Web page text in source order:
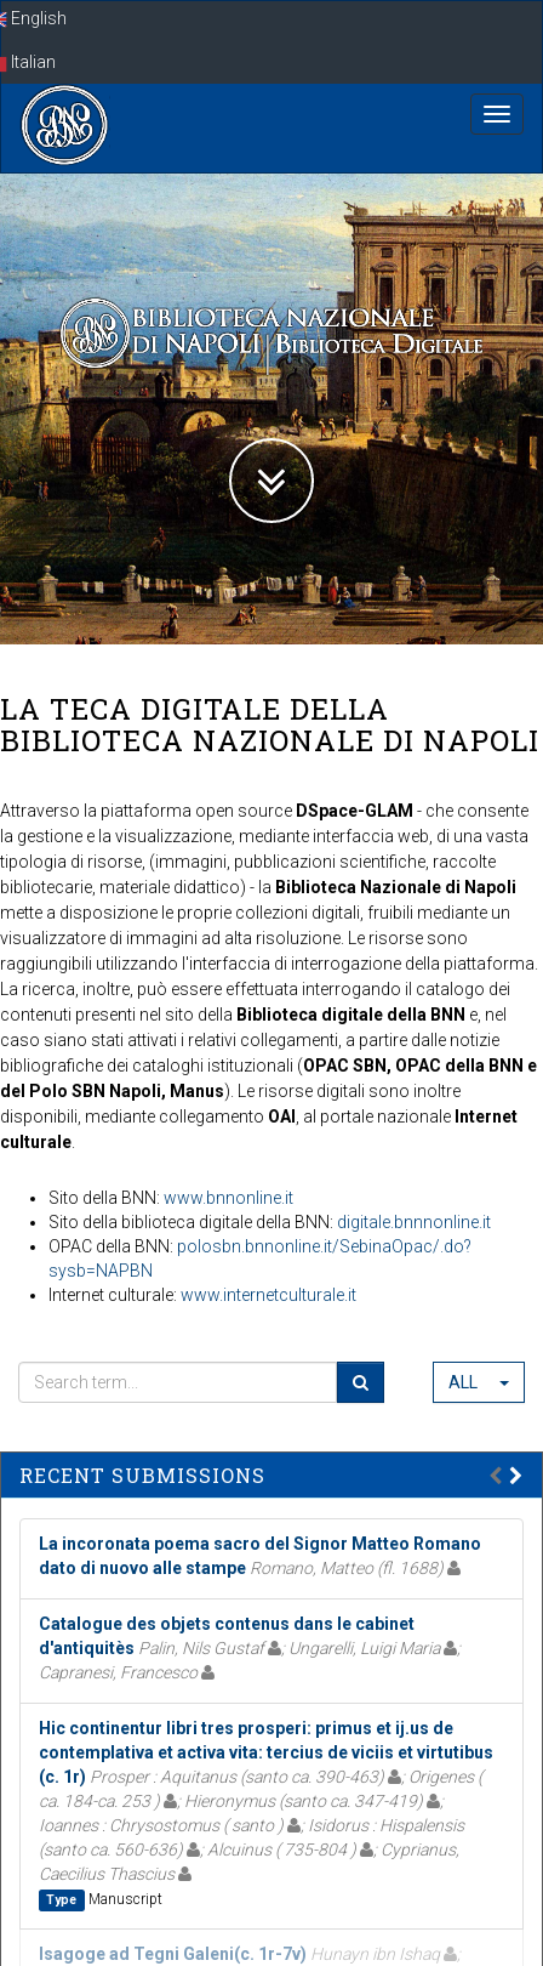
SkipEnglish
Italian
LA TECA DIGITALE DELLA
BIBLIOTECA NAZIONALE DI NAPOLI
Attraverso la piattaforma open source DSpace-GLAM - che consente
la gestione e la visualizzazione, mediante interfaccia web, di una vasta
tipologia di risorse, (immagini, pubblicazioni scientifiche, raccolte
bibliotecarie, materiale didattico) - la Biblioteca Nazionale di Napoli
mette a disposizione le proprie collezioni digitali, fruibili mediante un
visualizzatore di immagini ad alta risoluzione. Le risorse sono
raggiungibili utilizzando l'interfaccia di interrogazione della piattaforma.
La ricerca, inoltre, può essere effettuata interrogando il catalogo dei
contenuti presenti nel sito della Biblioteca digitale della BNN e, nel
caso siano stati attivati i relativi collegamenti, a partire dalle notizie
bibliografiche dei cataloghi istituzionali (OPAC SBN, OPAC della BNN e
del Polo SBN Napoli, Manus). Le risorse digitali sono inoltre
disponibili, mediante collegamento OAI , al portale nazionale Internet
culturale
Sito della BNN: www.bnnonline.it
Sito della biblioteca digitale della BNN: digitale.bnnnonline.it
OPAC della BNN: polosbn.bnnonline.it/SebinaOpac/.do?
sysb=NAPBN
Internet culturale: www.internetculturale.it
ALL
RECENT SUBMISSIONS
La incoronata poema sacro del Signor Matteo Romano
dato di nuovo alle stampe Romano, Matteo (fl. 1688)
Catalogue des objets contenus dans le cabinet
d'antiquitès Palin, Nils Gustaf ; Ungarelli, Luigi Maria
;
Capranesi, Francesco
Hic continentur libri tres prosperi: primus et ij.us de
contemplativa et activa vita: tercius de viciis et virtutibus
(c. 1r) Prosper : Aquitanus (santo ca. 390-463)
; Origenes (
ca. 184-ca. 253 )
; Hieronymus (santo ca. 347-419)
;
Ioannes : Chrysostomus ( santo )
; Isidorus : Hispalensis
(santo ca. 560-636)
; Alcuinus ( 735-804 )
; Cyprianus,
Caecilius Thascius
Type Manuscript
Isagoge ad Tegni Galeni(c. 1r-7v) Hunayn ibn Ishaq